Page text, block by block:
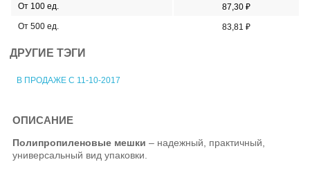
От 100 ед.
87,30 ₽
От 500 ед.
83,81 ₽
ДРУГИЕ ТЭГИ
В ПРОДАЖЕ С 11-10-2017
ОПИСАНИЕ
Полипропиленовые мешки – надежный, практичный,
универсальный вид упаковки.